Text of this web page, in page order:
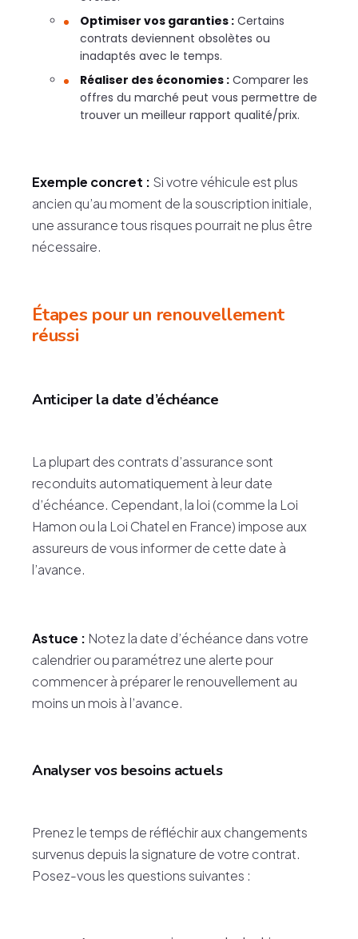
Optimiser vos garanties : Certains
contrats deviennent obsolètes ou
inadaptés avec le temps.
Réaliser des économies : Comparer les
offres du marché peut vous permettre de
trouver un meilleur rapport qualité/prix.
Exemple concret : Si votre véhicule est plus
ancien qu’au moment de la souscription initiale,
une assurance tous risques pourrait ne plus être
nécessaire.
Étapes pour un renouvellement
réussi
Anticiper la date d’échéance
La plupart des contrats d’assurance sont
reconduits automatiquement à leur date
d’échéance. Cependant, la loi (comme la Loi
Hamon ou la Loi Chatel en France) impose aux
assureurs de vous informer de cette date à
l’avance.
Astuce : Notez la date d’échéance dans votre
calendrier ou paramétrez une alerte pour
commencer à préparer le renouvellement au
moins un mois à l’avance.
Analyser vos besoins actuels
Prenez le temps de réfléchir aux changements
survenus depuis la signature de votre contrat.
Posez-vous les questions suivantes :